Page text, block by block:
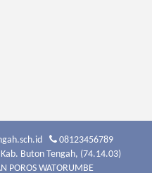
08123456789
Buton Tengah, (74.14.03)
POROS WATORUMBE